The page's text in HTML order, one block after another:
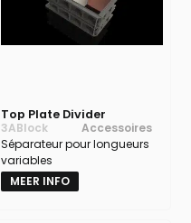
Top Plate Divider
3ABlock
Accessoires
Séparateur pour longueurs
variables
MEER INFO